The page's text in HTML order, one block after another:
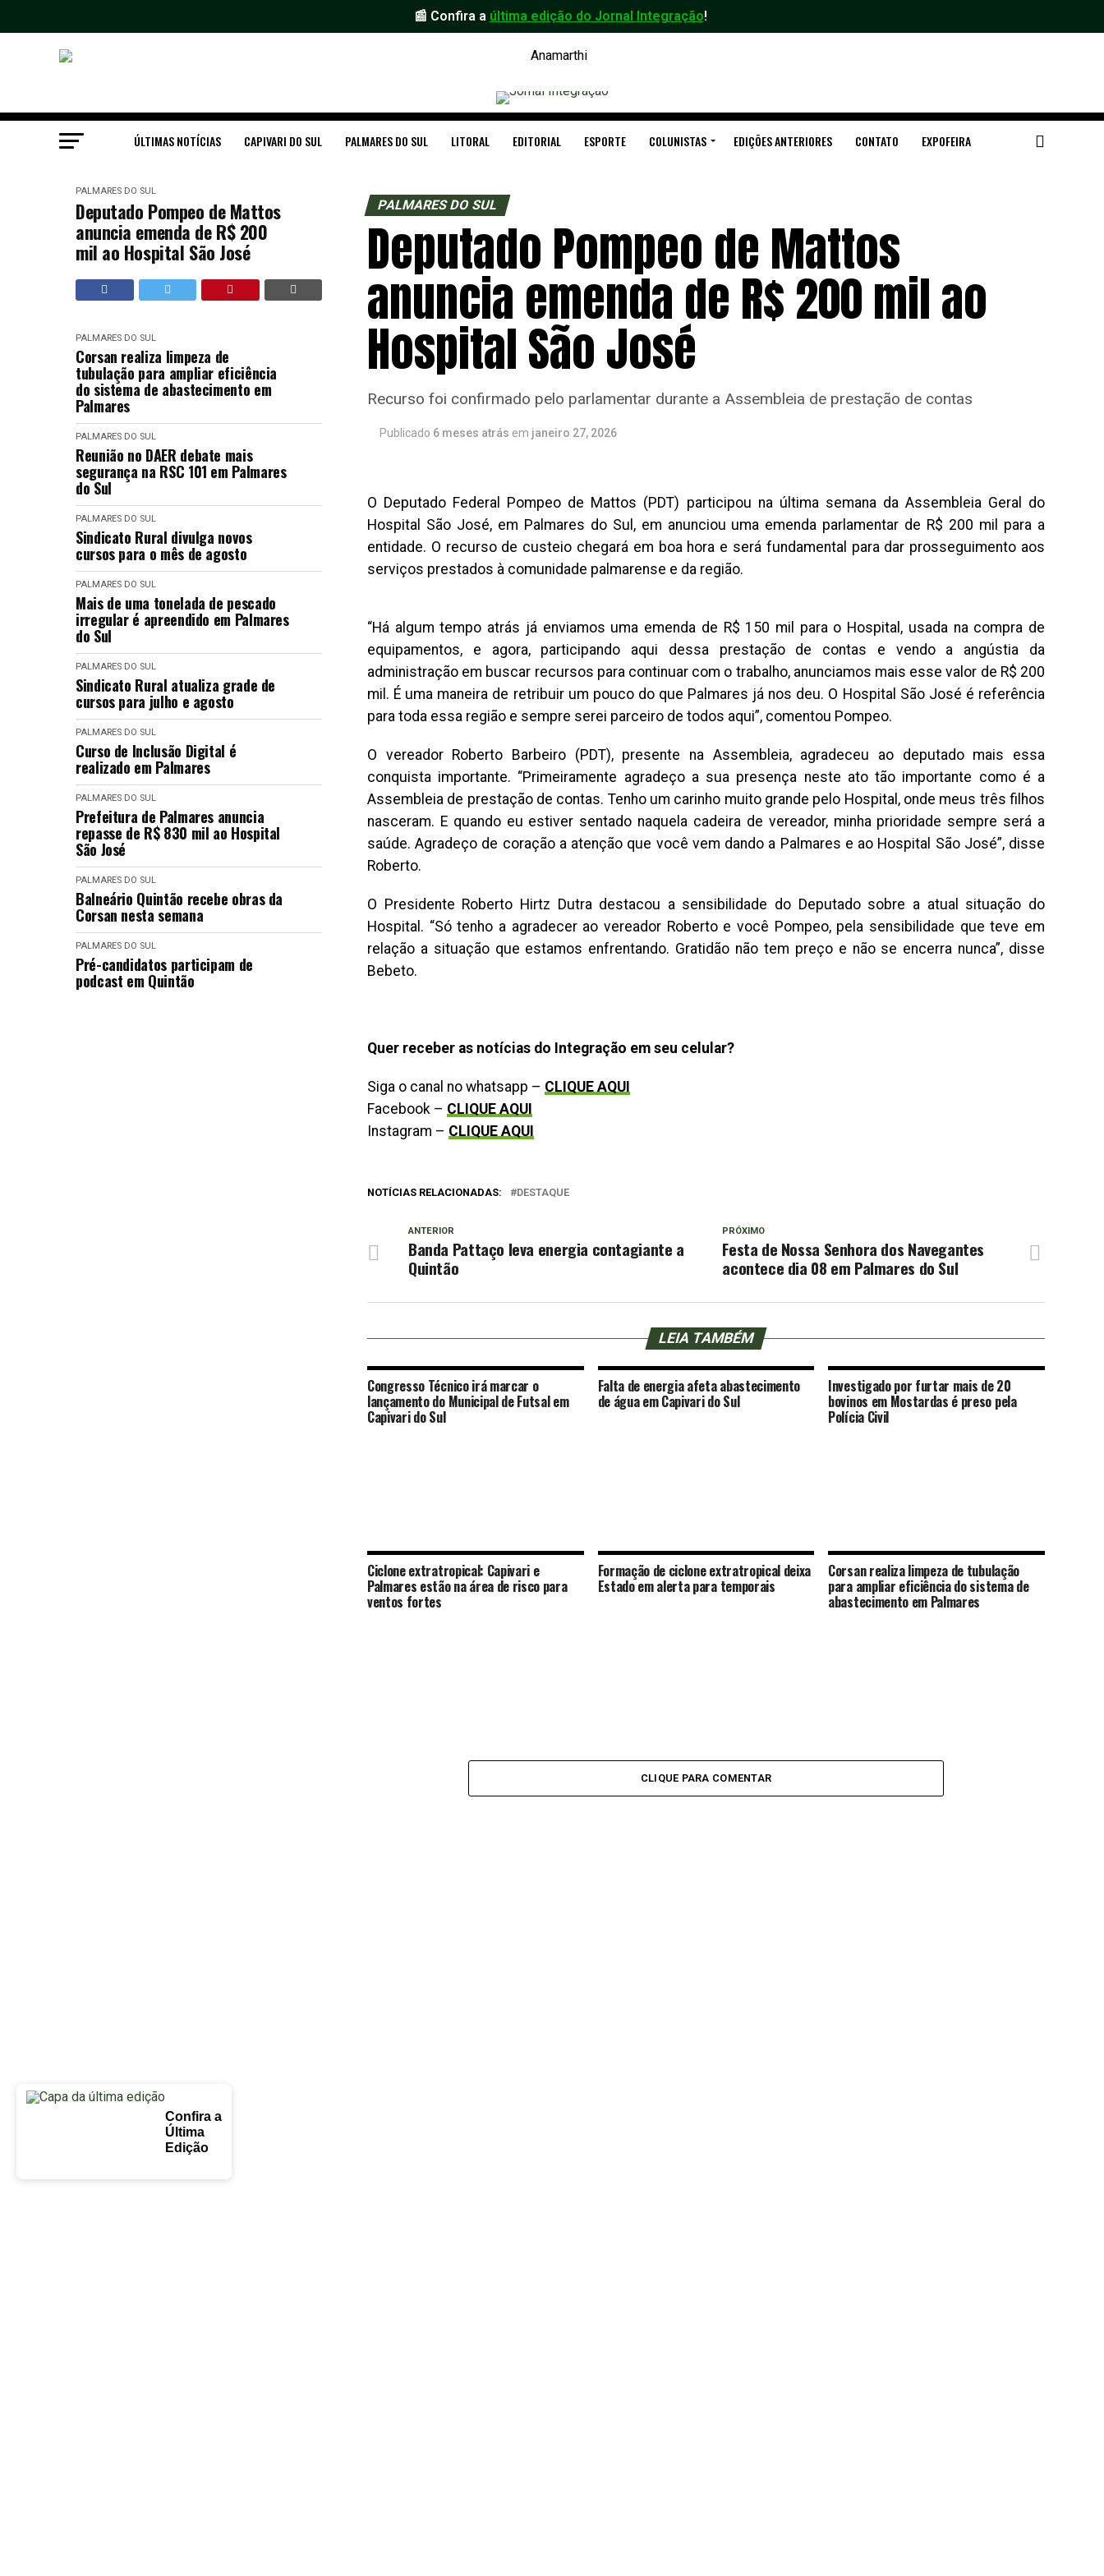
📰 Confira a última edição do Jornal Integração!
ÚLTIMAS NOTÍCIAS CAPIVARI DO SUL PALMARES DO SUL LITORAL EDITORIAL ESPORTE COLUNISTAS EDIÇÕES ANTERIORES CONTATO EXPOFEIRA
PALMARES DO SUL
Deputado Pompeo de Mattos
anuncia emenda de R$ 200
mil ao Hospital São José
PALMARES DO SUL
Corsan realiza limpeza de
tubulação para ampliar eficiência
do sistema de abastecimento em
Palmares
PALMARES DO SUL
Reunião no DAER debate mais
segurança na RSC 101 em Palmares
do Sul
PALMARES DO SUL
Sindicato Rural divulga novos
cursos para o mês de agosto
PALMARES DO SUL
Mais de uma tonelada de pescado
irregular é apreendido em Palmares
do Sul
PALMARES DO SUL
Sindicato Rural atualiza grade de
cursos para julho e agosto
PALMARES DO SUL
Curso de Inclusão Digital é
realizado em Palmares
PALMARES DO SUL
Prefeitura de Palmares anuncia
repasse de R$ 830 mil ao Hospital
São José
PALMARES DO SUL
Balneário Quintão recebe obras da
Corsan nesta semana
PALMARES DO SUL
Pré-candidatos participam de
podcast em Quintão
PALMARES DO SUL
Deputado Pompeo de Mattos
anuncia emenda de R$ 200 mil ao
Hospital São José
Recurso foi confirmado pelo parlamentar durante a Assembleia de prestação de contas
Publicado 6 meses atrás em janeiro 27, 2026
O Deputado Federal Pompeo de Mattos (PDT) participou na última semana da Assembleia Geral do
Hospital São José, em Palmares do Sul, em anunciou uma emenda parlamentar de R$ 200 mil para a
entidade. O recurso de custeio chegará em boa hora e será fundamental para dar prosseguimento aos
serviços prestados à comunidade palmarense e da região.
“Há algum tempo atrás já enviamos uma emenda de R$ 150 mil para o Hospital, usada na compra de
equipamentos, e agora, participando aqui dessa prestação de contas e vendo a angústia da
administração em buscar recursos para continuar com o trabalho, anunciamos mais esse valor de R$ 200
mil. É uma maneira de retribuir um pouco do que Palmares já nos deu. O Hospital São José é referência
para toda essa região e sempre serei parceiro de todos aqui”, comentou Pompeo.
O vereador Roberto Barbeiro (PDT), presente na Assembleia, agradeceu ao deputado mais essa
conquista importante. “Primeiramente agradeço a sua presença neste ato tão importante como é a
Assembleia de prestação de contas. Tenho um carinho muito grande pelo Hospital, onde meus três filhos
nasceram. E quando eu estiver sentado naquela cadeira de vereador, minha prioridade sempre será a
saúde. Agradeço de coração a atenção que você vem dando a Palmares e ao Hospital São José”, disse
Roberto.
O Presidente Roberto Hirtz Dutra destacou a sensibilidade do Deputado sobre a atual situação do
Hospital. “Só tenho a agradecer ao vereador Roberto e você Pompeo, pela sensibilidade que teve em
relação a situação que estamos enfrentando. Gratidão não tem preço e não se encerra nunca”, disse
Bebeto.
Quer receber as notícias do Integração em seu celular?
Siga o canal no whatsapp – CLIQUE AQUI
Facebook – CLIQUE AQUI
Instagram – CLIQUE AQUI
NOTÍCIAS RELACIONADAS: DESTAQUE
PRÓXIMO
Festa de Nossa Senhora dos Navegantes
acontece dia 08 em Palmares do Sul
ANTERIOR
Banda Pattaço leva energia contagiante a
Quintão
LEIA TAMBÉM
Congresso Técnico irá marcar o
lançamento do Municipal de Futsal em
Capivari do Sul
Falta de energia afeta abastecimento
de água em Capivari do Sul
Investigado por furtar mais de 20
bovinos em Mostardas é preso pela
Polícia Civil
Ciclone extratropical: Capivari e
Palmares estão na área de risco para
ventos fortes
Formação de ciclone extratropical deixa
Estado em alerta para temporais
Corsan realiza limpeza de tubulação
para ampliar eficiência do sistema de
abastecimento em Palmares
CLIQUE PARA COMENTAR
Confira a
Última
Edição